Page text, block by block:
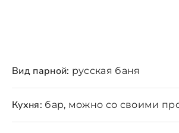
Вид парной: русская баня
Кухня: бар, можно со своими